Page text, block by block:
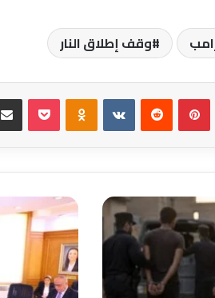
وقف إطلاق النار
بينتيريست Odnoklassniki
مايا
مرسي
تترأس
اجتماع
مجلس
إدارة